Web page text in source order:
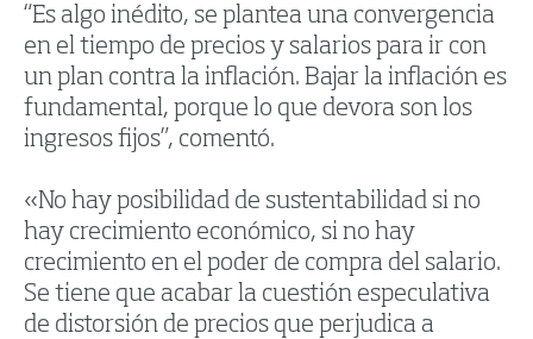
“Es algo inédito, se plantea una convergencia
en el tiempo de precios y salarios para ir con
un plan contra la inflación. Bajar la inflación es
fundamental, porque lo que devora son los
ingresos fijos”, comentó.
«No hay posibilidad de sustentabilidad si no
hay crecimiento económico, si no hay
crecimiento en el poder de compra del salario.
Se tiene que acabar la cuestión especulativa
de distorsión de precios que perjudica a